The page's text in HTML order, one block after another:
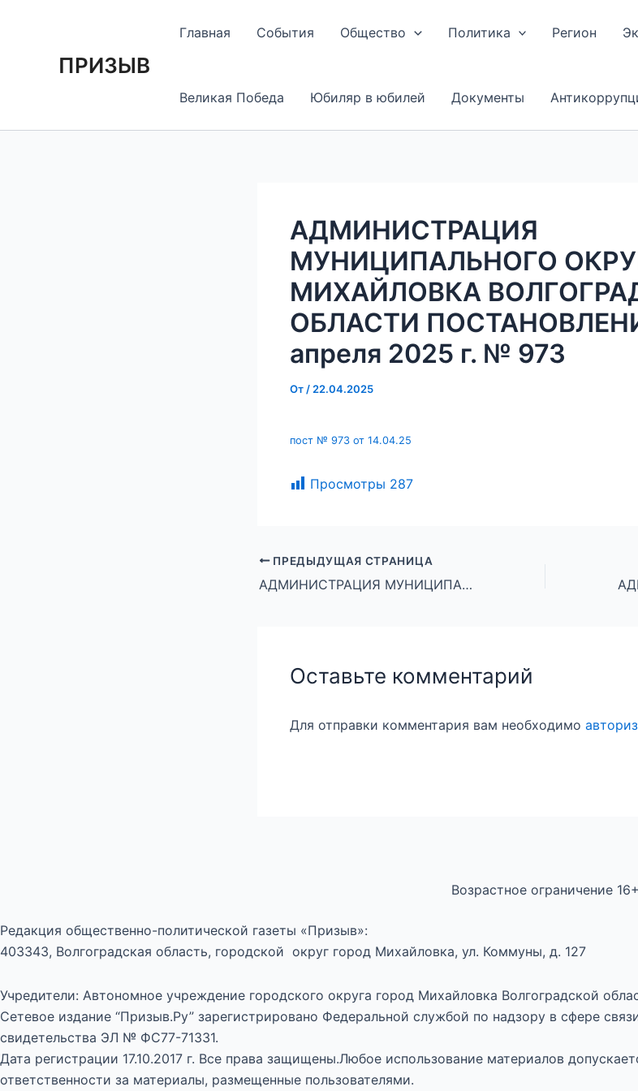
ПРИЗЫВ
Главная События Общество Политика Регион
Великая Победа Юбиляр в юбилей Документы
АДМИНИСТРАЦИЯ
МУНИЦИПАЛЬНОГО
МИХАЙЛОВКА
ОБЛАСТИ
апреля 2025 г. № 973
От / 22.04.2025
пост № 973 от 14.04.25
Просмотры 287
по
ПРЕДЫДУЩАЯ СТРАНИЦА
АДМИНИСТРАЦИЯ МУНИЦИПАЛЬНОГО ОКРУГА ГОРОД МИХАЙЛОВКА ВОЛГОГРАДСКОЙ ОБЛАСТИ ПОСТАНОВЛЕНИЕ от 14 апреля 2025 г. № 972
Оставьте комментарий
Для отправки комментария вам необходимо
Возрастное ограничение 16+
Редакция общественно-политической газеты «Призыв»:
403343, Волгоградская область, городской округ город Михайловка, ул. Коммуны, д. 127
Учредители: Автономное учреждение городского округа город Михайловка Волгоградской
Сетевое издание “Призыв.Ру” зарегистрировано Федеральной службой по надзору в сфере
свидетельства ЭЛ № ФС77-71331.
Дата регистрации 17.10.2017 г. Все права защищены.Любое использование материалов
ответственности за материалы, размещенные пользователями.